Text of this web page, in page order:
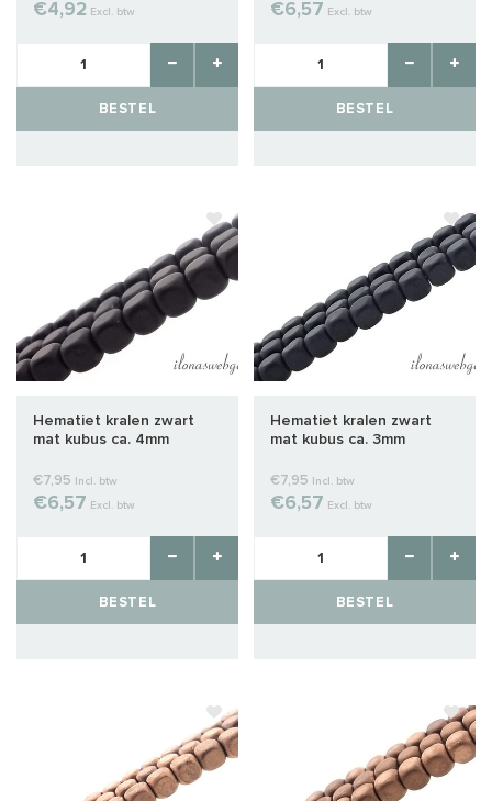
€4,92 Excl. btw
BESTEL
€6,57 Excl. btw
BESTEL
Hematiet kralen zwart
mat kubus ca. 4mm
€7,95 Incl. btw
€6,57 Excl. btw
BESTEL
Hematiet kralen zwart
mat kubus ca. 3mm
€7,95 Incl. btw
€6,57 Excl. btw
BESTEL